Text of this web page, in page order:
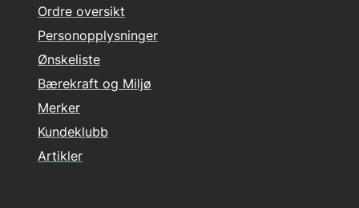
Ordre oversikt
Personopplysninger
Ønskeliste
Bærekraft og Miljø
Merker
Kundeklubb
Artikler